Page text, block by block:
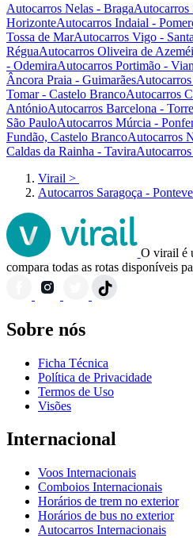
Autocarros Nelas - BragaAutocarros
HorizonteAutocarros Indaial -
Tossa de MarAutocarros Vigo -
RéguaAutocarros Oliveira de
- OdemiraAutocarros Portimão -
Âncora Praia - Guimarães
Tomar - Castelo BrancoAutocarros
AntónioAutocarros Barcelona -
São PauloAutocarros Múrcia -
Fundão, Castelo BrancoAutocarros
Caldas da Rainha - Tavira
Virail >
Autocarros Saragoça -
O virail é
compara todas as rotas disponíveis
Sobre nós
Ficha Técnica
Política de Privacidade
Termos de Uso
Visões
Internacional
Voos Internacionais
Comboios Internacionais
Horários de trem no exterior
Horários de bus no exterior
Autocarros Internacionais